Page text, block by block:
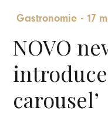
Gastronomie - 17
NOVO
carousel’